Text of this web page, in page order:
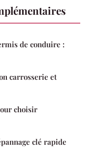
de conduire :
carrosserie et
choisir
clé rapide